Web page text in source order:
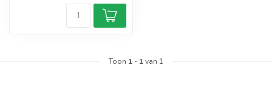
Toon 1 - 1van 1